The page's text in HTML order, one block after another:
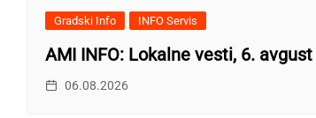
Gradski Info INFO Servis
AMI INFO: Lokalne vesti, 6. avgust
06.08.2026